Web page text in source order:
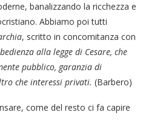
banalizzando la ricchezza e
Abbiamo poi tutti
, scritto in concomitanza con
alla legge di Cesare, che
pubblico, garanzia di
che interessi privati. (Barbero)
come del resto ci fa capire